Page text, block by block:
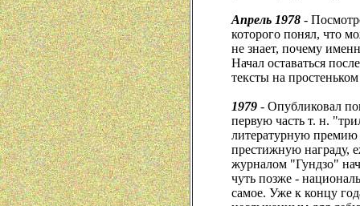
Апрель 1978 -
которого понял, что
не знает, почему
Начал оставаться
тексты на
1979 - Опубликовал
первую часть т. н.
литературную
престижную награду,
журналом "Гундзо"
чуть позже -
самое. Уже к концу